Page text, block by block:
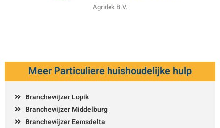
Agridek B.V.
Meer Particuliere huishoudelijke hulp
Branchewijzer Lopik
Branchewijzer Middelburg
Branchewijzer Eemsdelta